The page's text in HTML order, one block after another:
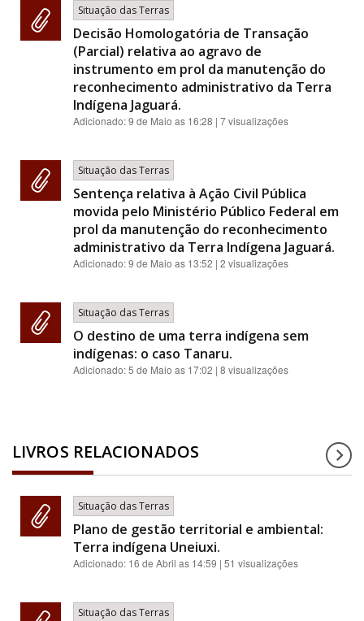
Situação das Terras
Decisão Homologatória de Transação
(Parcial) relativa ao agravo de
instrumento em prol da manutenção do
reconhecimento administrativo da Terra
Indígena Jaguará.
Adicionado:9 de Maio as 16:28 | 7 visualizações
Situação das Terras
Sentença relativa à Ação Civil Pública
movida pelo Ministério Público Federal em
prol da manutenção do reconhecimento
administrativo da Terra Indígena Jaguará.
Adicionado:9 de Maio as 13:52 | 2 visualizações
Situação das Terras
O destino de uma terra indígena sem
indígenas: o caso Tanaru.
Adicionado:5 de Maio as 17:02 | 8 visualizações
LIVROS RELACIONADOS
Situação das Terras
Plano de gestão territorial e ambiental:
Terra indígena Uneiuxi.
Adicionado: 16 de Abril as 14:59 | 51 visualizações
Situação das Terras